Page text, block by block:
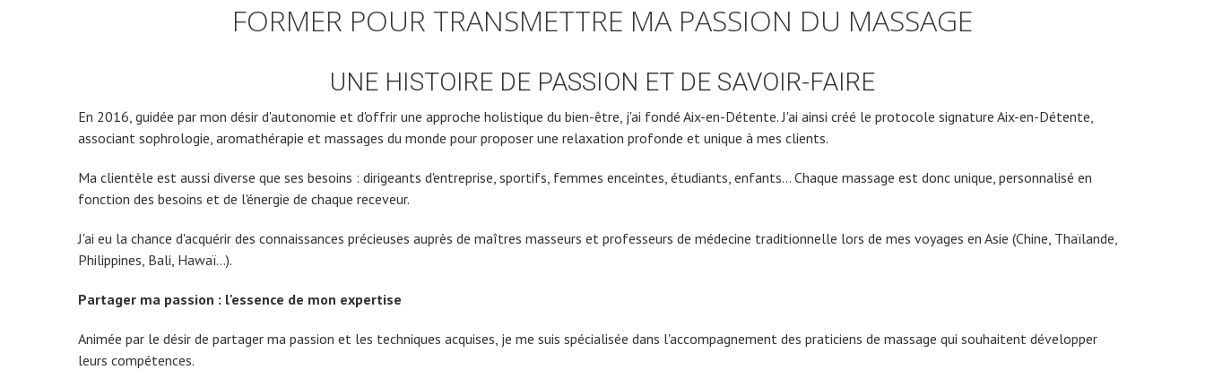
FORMER POUR TRANSMETTRE MA PASSION DU MASSAGE
UNE HISTOIRE DE PASSION ET DE SAVOIR-FAIRE
En 2016, guidée par mon désir d'autonomie et d'offrir une approche holistique du bien-être, j'ai fondé Aix-en-Détente. J'ai ainsi créé le protocole signature Aix-en-Détente,
associant sophrologie, aromathérapie et massages du monde pour proposer une relaxation profonde et unique à mes clients.
Ma clientèle est aussi diverse que ses besoins : dirigeants d'entreprise, sportifs, femmes enceintes, étudiants, enfants... Chaque massage est donc unique, personnalisé en
fonction des besoins et de l'énergie de chaque receveur.
J'ai eu la chance d'acquérir des connaissances précieuses auprès de maîtres masseurs et professeurs de médecine traditionnelle lors de mes voyages en Asie (Chine, Thaïlande,
Philippines, Bali, Hawaï...).
Partager ma passion : l'essence de mon expertise
Animée par le désir de partager ma passion et les techniques acquises, je me suis spécialisée dans l'accompagnement des praticiens de massage qui souhaitent développer
leurs compétences.